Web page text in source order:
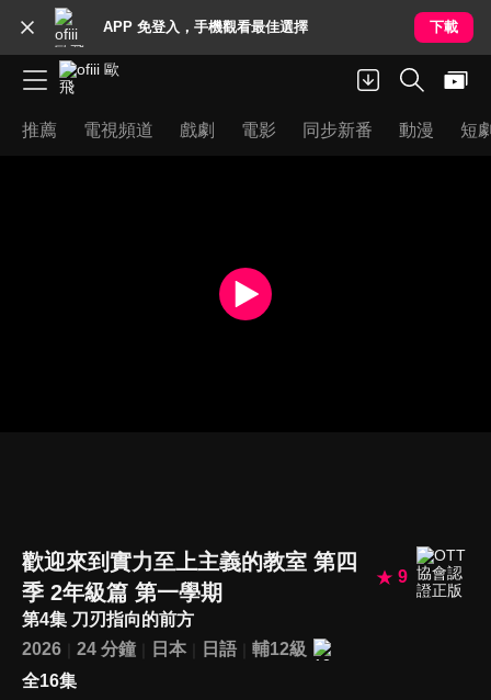
APP 免登入，手機觀看最佳選擇 下載
推薦 電視頻道 戲劇 電影 同步新番 動漫 短
歡迎來到實力至上主義的教室 第四
季 2年級篇 第一學期
9
第4集 刀刃指向的前方
2026
24 分鐘 日本 日語
輔12級
全16集